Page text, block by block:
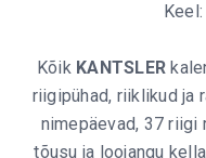
Kõik KANTSLER
riigipühad, riiklikud ja
nimepäevad, 37 riigi
tõusu ja loojangu